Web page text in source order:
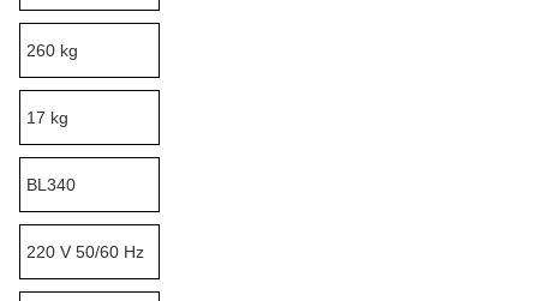
260 kg
17 kg
BL340
220 V 50/60 Hz